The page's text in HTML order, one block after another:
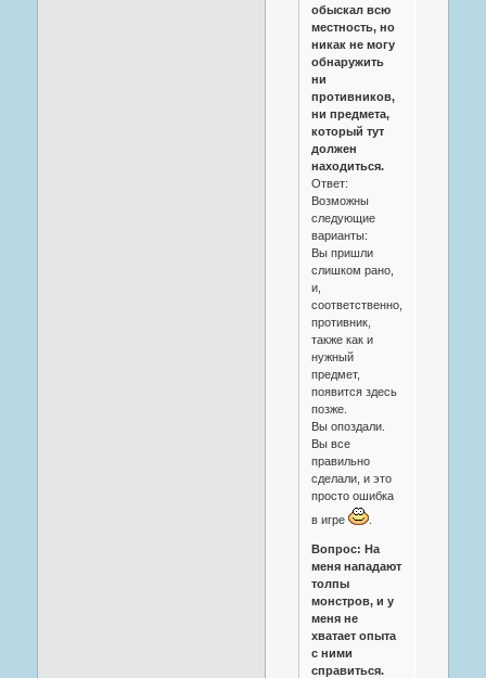
обыскал всю
местность, но
никак не могу
обнаружить
ни
противников,
ни предмета,
который тут
должен
находиться.
Ответ:
Возможны
следующие
варианты:
Вы пришли
слишком рано,
и,
соответственно,
противник,
также как и
нужный
предмет,
появится здесь
позже.
Вы опоздали.
Вы все
правильно
сделали, и это
просто ошибка
в игре
Вопрос: На
меня нападают
толпы
монстров, и у
меня не
хватает опыта
с ними
справиться.